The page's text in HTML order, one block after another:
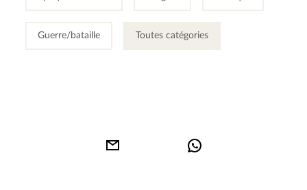
Guerre/bataille Toutes catégories